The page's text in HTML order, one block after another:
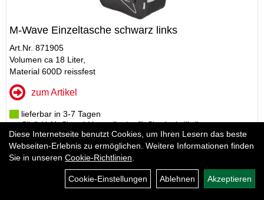
M-Wave Einzeltasche schwarz links
Art.Nr. 871905
Volumen ca 18 Liter,
Material 600D reissfest
zum Artikel
lieferbar in 3-7 Tagen
pro Stk (inkl. MwSt. zzgl.Versandkosten für Standardartikel)
24,95 EUR
Diese Internetseite benutzt Cookies, um Ihren Lesern das beste
Webseiten-Erlebnis zu ermöglichen. Weitere Informationen finden
Sie in unseren Cookie-Richtlinien
Cookie-Einstellungen Ablehnen Akzeptieren